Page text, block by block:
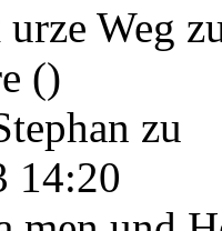
Weg
()
zu
14:20